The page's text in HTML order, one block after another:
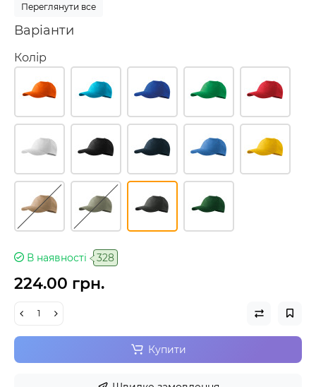
Переглянути все
Варіанти
Колір
В наявності 328
224.00 грн.
Купити